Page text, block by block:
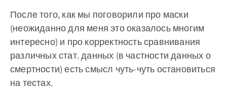
После того, как мы поговорили про маски
(неожиданно для меня это оказалось многим
интересно) и про корректность сравнивания
различных стат. данных (в частности данных о
смертности) есть смысл чуть-чуть остановиться
на тестах.